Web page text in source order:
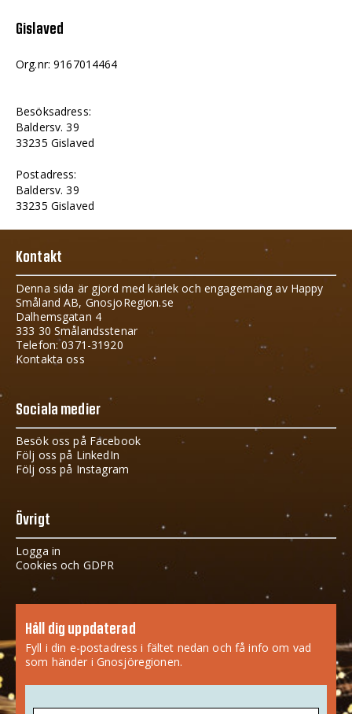
Gislaved
Org.nr: 9167014464
Besöksadress:
Baldersv. 39
33235 Gislaved
Postadress:
Baldersv. 39
33235 Gislaved
Kontakt
Denna sida är gjord med kärlek och engagemang av Happy
Småland AB, GnosjoRegion.se
Dalhemsgatan 4
333 30 Smålandsstenar
Telefon: 0371-31920
Kontakta oss
Sociala medier
Besök oss på Facebook
Följ oss på LinkedIn
Följ oss på Instagram
Övrigt
Logga in
Cookies och GDPR
Håll dig uppdaterad
Fyll i din e-postadress i fältet nedan och få info om vad
som händer i Gnosjöregionen.